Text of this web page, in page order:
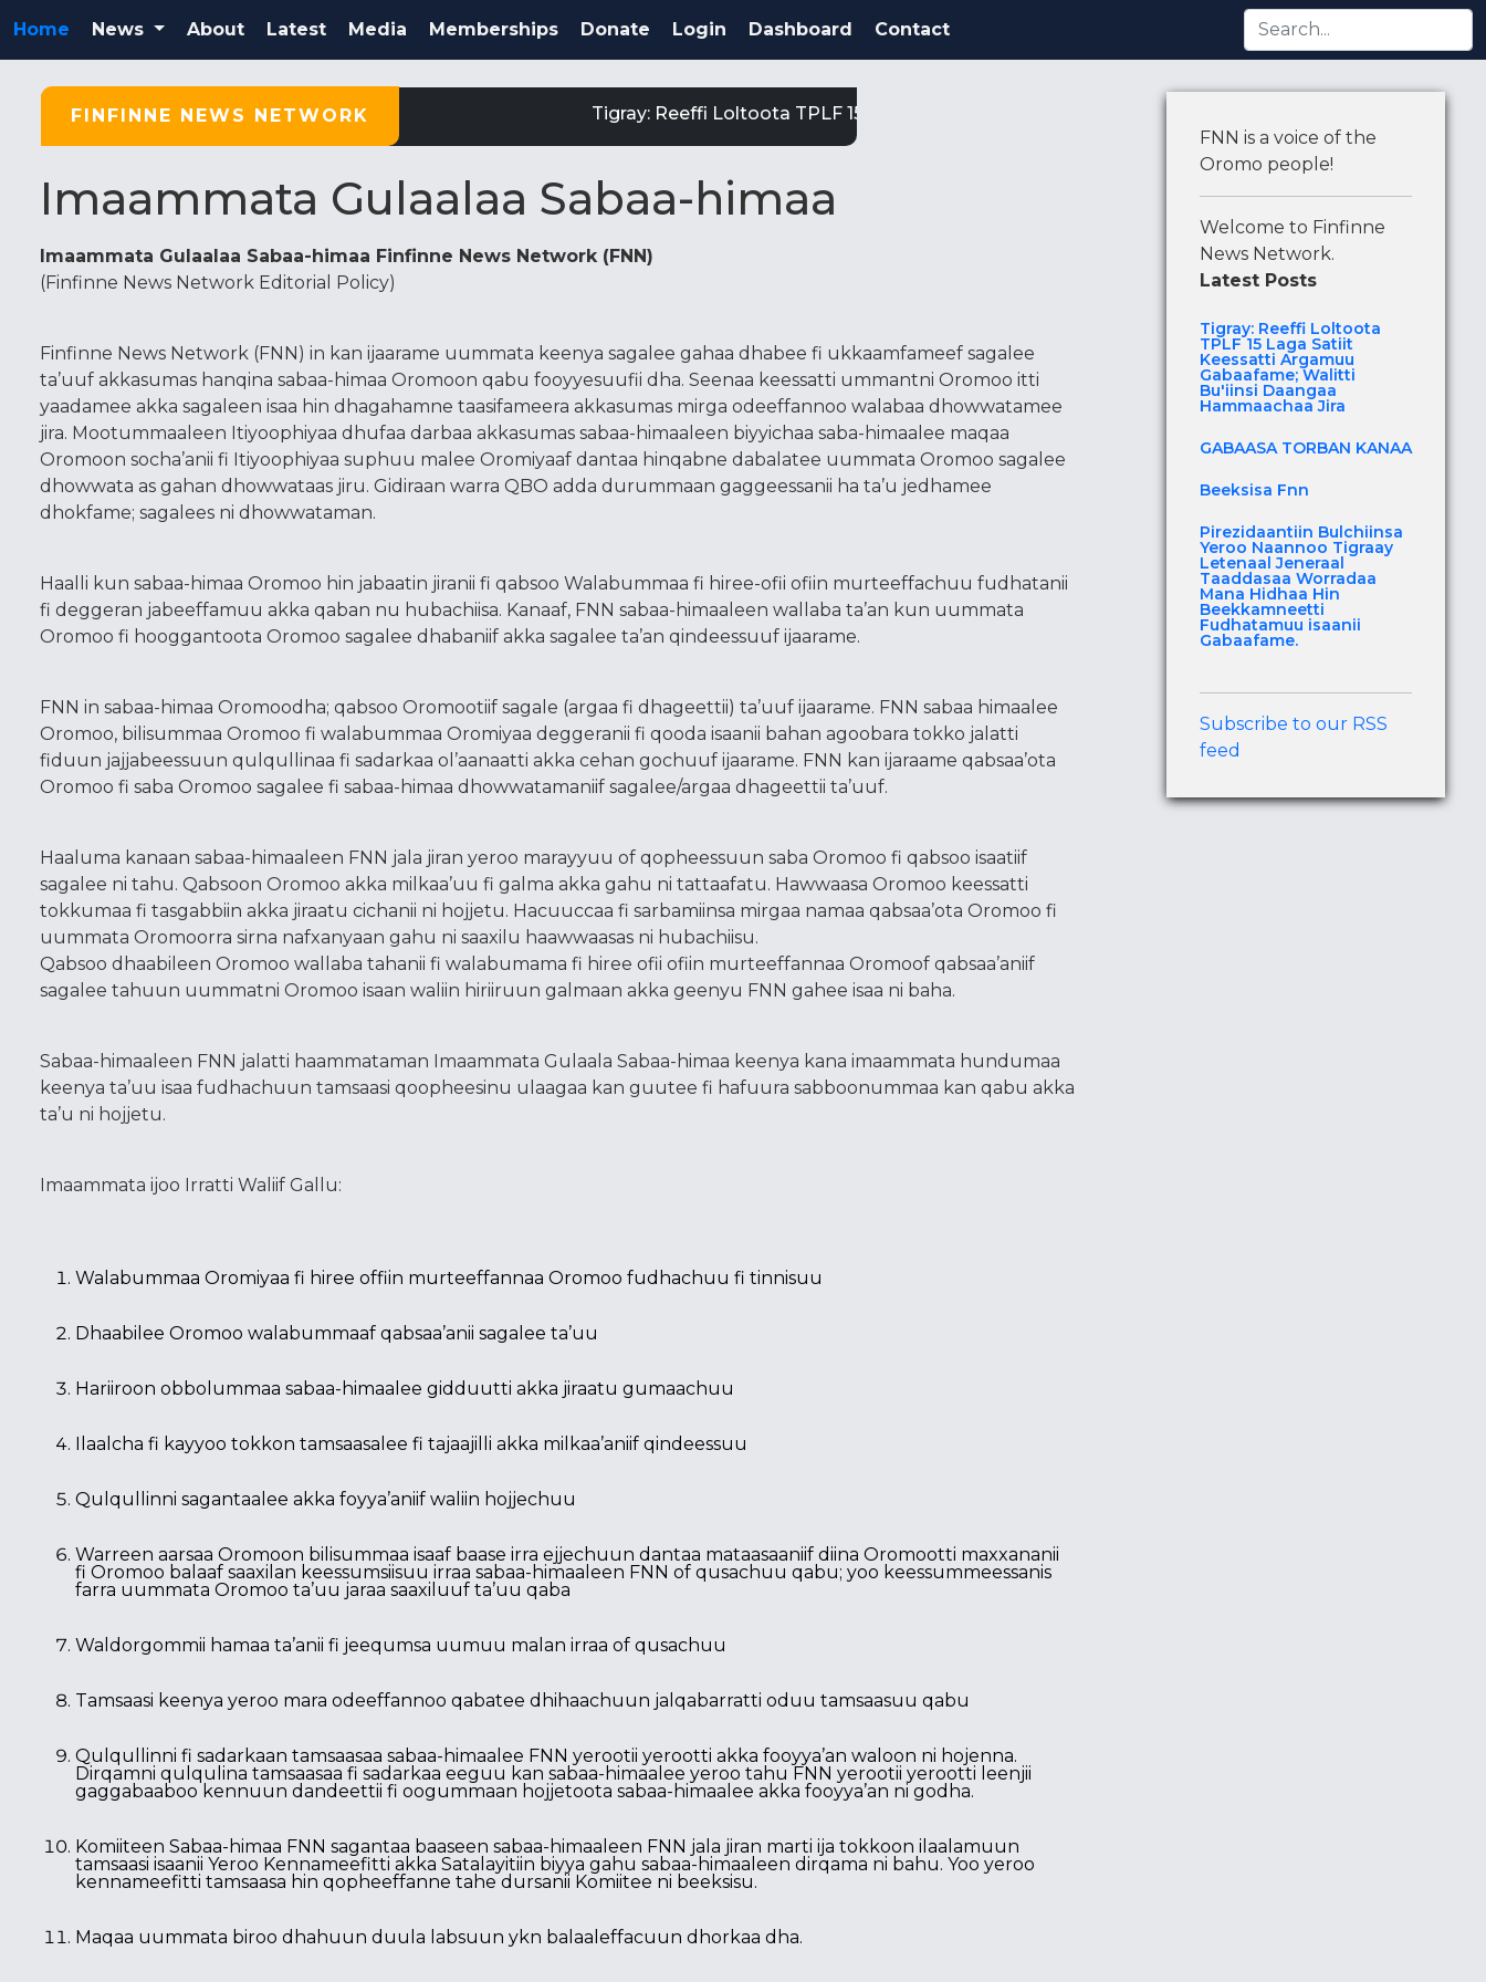
Home News About Latest Media Memberships Donate Login Dashboard Contact
FINFINNE NEWS NETWORK Tigray: Reeffi Loltoota TPLF 15 Laga Satiit Keessatti Argamuu Gabaafame; Walitti Bu'iinsi Daangaa
Imaammata Gulaalaa Sabaa-himaa
Imaammata Gulaalaa Sabaa-himaa Finfinne News Network (FNN)
(Finfinne News Network Editorial Policy)
Finfinne News Network (FNN) in kan ijaarame uummata keenya sagalee gahaa dhabee fi ukkaamfameef sagalee
ta’uuf akkasumas hanqina sabaa-himaa Oromoon qabu fooyyesuufii dha. Seenaa keessatti ummantni Oromoo itti
yaadamee akka sagaleen isaa hin dhagahamne taasifameera akkasumas mirga odeeffannoo walabaa dhowwatamee
jira. Mootummaaleen Itiyoophiyaa dhufaa darbaa akkasumas sabaa-himaaleen biyyichaa saba-himaalee maqaa
Oromoon socha’anii fi Itiyoophiyaa suphuu malee Oromiyaaf dantaa hinqabne dabalatee uummata Oromoo sagalee
dhowwata as gahan dhowwataas jiru. Gidiraan warra QBO adda durummaan gaggeessanii ha ta’u jedhamee
dhokfame; sagalees ni dhowwataman.
Haalli kun sabaa-himaa Oromoo hin jabaatin jiranii fi qabsoo Walabummaa fi hiree-ofii ofiin murteeffachuu fudhatanii
fi deggeran jabeeffamuu akka qaban nu hubachiisa. Kanaaf, FNN sabaa-himaaleen wallaba ta’an kun uummata
Oromoo fi hooggantoota Oromoo sagalee dhabaniif akka sagalee ta’an qindeessuuf ijaarame.
FNN in sabaa-himaa Oromoodha; qabsoo Oromootiif sagale (argaa fi dhageettii) ta’uuf ijaarame. FNN sabaa himaalee
Oromoo, bilisummaa Oromoo fi walabummaa Oromiyaa deggeranii fi qooda isaanii bahan agoobara tokko jalatti
fiduun jajjabeessuun qulqullinaa fi sadarkaa ol’aanaatti akka cehan gochuuf ijaarame. FNN kan ijaraame qabsaa’ota
Oromoo fi saba Oromoo sagalee fi sabaa-himaa dhowwatamaniif sagalee/argaa dhageettii ta’uuf.
Haaluma kanaan sabaa-himaaleen FNN jala jiran yeroo marayyuu of qopheessuun saba Oromoo fi qabsoo isaatiif
sagalee ni tahu. Qabsoon Oromoo akka milkaa’uu fi galma akka gahu ni tattaafatu. Hawwaasa Oromoo keessatti
tokkumaa fi tasgabbiin akka jiraatu cichanii ni hojjetu. Hacuuccaa fi sarbamiinsa mirgaa namaa qabsaa’ota Oromoo fi
uummata Oromoorra sirna nafxanyaan gahu ni saaxilu haawwaasas ni hubachiisu.
Qabsoo dhaabileen Oromoo wallaba tahanii fi walabumama fi hiree ofii ofiin murteeffannaa Oromoof qabsaa’aniif
sagalee tahuun uummatni Oromoo isaan waliin hiriiruun galmaan akka geenyu FNN gahee isaa ni baha.
Sabaa-himaaleen FNN jalatti haammataman Imaammata Gulaala Sabaa-himaa keenya kana imaammata hundumaa
keenya ta’uu isaa fudhachuun tamsaasi qoopheesinu ulaagaa kan guutee fi hafuura sabboonummaa kan qabu akka
ta’u ni hojjetu.
Imaammata ijoo Irratti Waliif Gallu:
Walabummaa Oromiyaa fi hiree offiin murteeffannaa Oromoo fudhachuu fi tinnisuu
Dhaabilee Oromoo walabummaaf qabsaa’anii sagalee ta’uu
Hariiroon obbolummaa sabaa-himaalee gidduutti akka jiraatu gumaachuu
Ilaalcha fi kayyoo tokkon tamsaasalee fi tajaajilli akka milkaa’aniif qindeessuu
Qulqullinni sagantaalee akka foyya’aniif waliin hojjechuu
Warreen aarsaa Oromoon bilisummaa isaaf baase irra ejjechuun dantaa mataasaaniif diina Oromootti maxxananii
fi Oromoo balaaf saaxilan keessumsiisuu irraa sabaa-himaaleen FNN of qusachuu qabu; yoo keessummeessanis
farra uummata Oromoo ta’uu jaraa saaxiluuf ta’uu qaba
Waldorgommii hamaa ta’anii fi jeequmsa uumuu malan irraa of qusachuu
Tamsaasi keenya yeroo mara odeeffannoo qabatee dhihaachuun jalqabarratti oduu tamsaasuu qabu
Qulqullinni fi sadarkaan tamsaasaa sabaa-himaalee FNN yerootii yerootti akka fooyya’an waloon ni hojenna.
Dirqamni qulqulina tamsaasaa fi sadarkaa eeguu kan sabaa-himaalee yeroo tahu FNN yerootii yerootti leenjii
gaggabaaboo kennuun dandeettii fi oogummaan hojjetoota sabaa-himaalee akka fooyya’an ni godha.
Komiiteen Sabaa-himaa FNN sagantaa baaseen sabaa-himaaleen FNN jala jiran marti ija tokkoon ilaalamuun
tamsaasi isaanii Yeroo Kennameefitti akka Satalayitiin biyya gahu sabaa-himaaleen dirqama ni bahu. Yoo yeroo
kennameefitti tamsaasa hin qopheeffanne tahe dursanii Komiitee ni beeksisu.
Maqaa uummata biroo dhahuun duula labsuun ykn balaaleffacuun dhorkaa dha.
FNN is a voice of the
Oromo people!
Welcome to Finfinne
News Network.
Latest Posts
Tigray: Reeffi Loltoota
TPLF 15 Laga Satiit
Keessatti Argamuu
Gabaafame; Walitti
Bu'iinsi Daangaa
Hammaachaa Jira
GABAASA TORBAN KANAA
Beeksisa Fnn
Pirezidaantiin Bulchiinsa
Yeroo Naannoo Tigraay
Letenaal Jeneraal
Taaddasaa Worradaa
Mana Hidhaa Hin
Beekkamneetti
Fudhatamuu isaanii
Gabaafame.
Subscribe to our RSS
feed